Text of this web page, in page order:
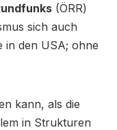
(ÖRR)
sich auch
in den USA; ohne
kann, als die
in Strukturen